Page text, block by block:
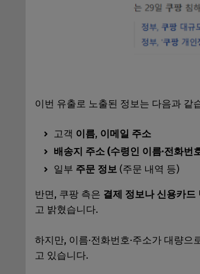
이번 유출로 노출된 정보는 다음과 같
고객 이름, 이메일 주소
배송지 주소 (수령인 이름·전화번
일부 주문 정보 (주문 내역 등)
반면, 쿠팡 측은 결제 정보나 신용카드
고 밝혔습니다.
하지만, 이름·전화번호·주소가 대량
고 있습니다.